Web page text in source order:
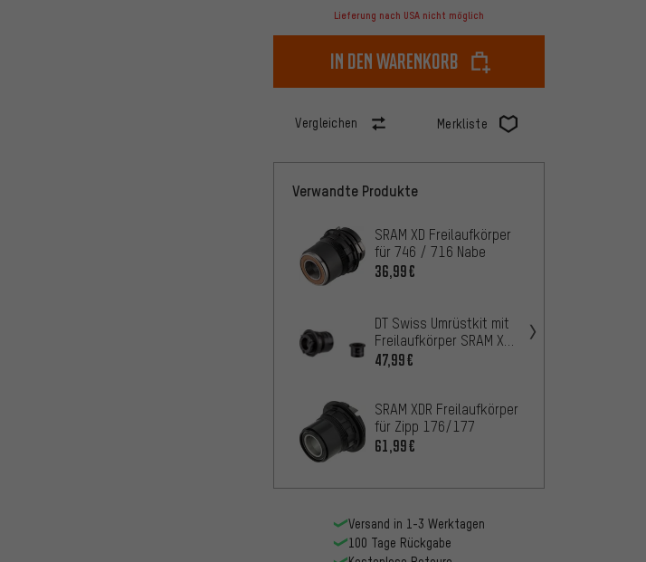
Lieferung nach USA nicht möglich
In den Warenkorb
Vergleichen Merkliste
Verwandte Produkte
SRAM XD Freilaufkörper
für 746 / 716 Nabe
36,99€
DT Swiss Umrüstkit mit
Freilaufkörper SRAM XD
Pawl Drive System®
47,99€
SRAM XDR Freilaufkörper
für Zipp 176/177
61,99€
Versand in 1-3 Werktagen
100 Tage Rückgabe